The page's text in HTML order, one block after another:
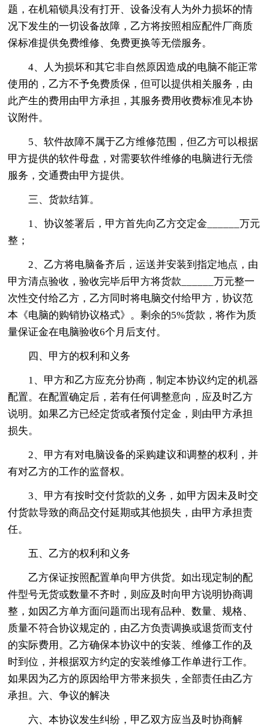
题，在机箱锁具没有打开、设备没有人为外力损坏的情
况下发生的一切设备故障，乙方将按照相应配件厂商质
保标准提供免费维修、免费更换等无偿服务。
4、人为损坏和其它非自然原因造成的电脑不能正常
使用的，乙方不予免费质保，但可以提供相关服务，由
此产生的费用由甲方承担，其服务费用收费标准见本协
议附件。
5、软件故障不属于乙方维修范围，但乙方可以根据
甲方提供的软件母盘，对需要软件维修的电脑进行无偿
服务，交通费由甲方提供。
三、货款结算。
1、协议签署后，甲方首先向乙方交定金______万元
整；
2、乙方将电脑备齐后，运送并安装到指定地点，由
甲方清点验收，验收完毕后甲方将货款______万元整一
次性交付给乙方，乙方同时将电脑交付给甲方，协议范
本《电脑的购销协议格式》。剩余的5%货款，将作为质
量保证金在电脑验收6个月后支付。
四、甲方的权利和义务
1、甲方和乙方应充分协商，制定本协议约定的机器
配置。在配置确定后，若有任何调整意向，应及时乙方
说明。如果乙方已经定货或者预付定金，则由甲方承担
损失。
2、甲方有对电脑设备的采购建议和调整的权利，并
有对乙方的工作的监督权。
3、甲方有按时交付货款的义务，如甲方因未及时交
付货款导致的商品交付延期或其他损失，由甲方承担责
任。
五、乙方的权利和义务
乙方保证按照配置单向甲方供货。如出现定制的配
件型号无货或数量不齐时，则应及时向甲方说明协商调
整，如因乙方单方面问题而出现有品种、数量、规格、
质量不符合协议规定的，由乙方负责调换或退货而支付
的实际费用。乙方确保本协议中的安装、维修工作的及
时到位，并根据双方约定的安装维修工作单进行工作。
如果因为乙方的原因给甲方带来损失，全部责任由乙方
承担。六、争议的解决
六、本协议发生纠纷，甲乙双方应当及时协商解